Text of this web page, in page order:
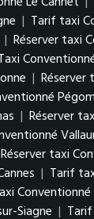
| Tarif taxi
| Réserver taxi
| Réserver
| Réserver
Réserver taxi
| Tarif
Conventionné
Siagne |